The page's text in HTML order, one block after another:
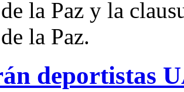
la Paz y la
la Paz.
deportistas